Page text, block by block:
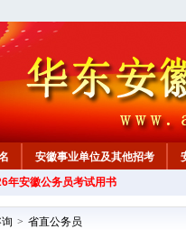
安徽事业单位及其他招考
中心
年安徽公务员考试用书
> 省直公务员